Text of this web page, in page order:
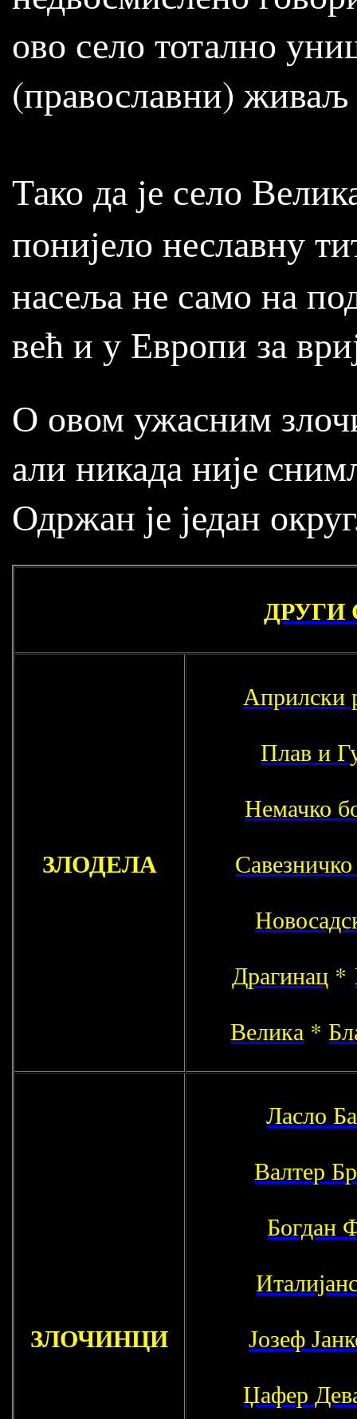
ово село тотално
(православни) живаљ
Тако да је село
понијело неславну
насеља не само на
већ и у Европи за
О овом ужасним
али никада није
Одржан је један
ДРУГИ
ЗЛОДЕЛА
Априлски
Плав и
Немачко
Драгинац *
Велика *
ЗЛОЧИНЦИ
Ласло
Валтер
Богдан
Јозеф
Џафер